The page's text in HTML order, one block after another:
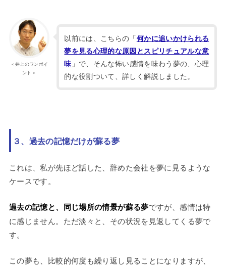
＜井上のワンポイ
ント＞
以前には、こちらの「何かに追いかけられる
夢を見る心理的な原因とスピリチュアルな意
味」で、そんな怖い感情を味わう夢の、心理
的な役割ついて、詳しく解説しました。
３、過去の記憶だけが蘇る夢
これは、私が先ほど話した、辞めた会社を夢に見るような
ケースです。
過去の記憶と、同じ場所の情景が蘇る夢ですが、感情は特
に感じません。ただ淡々と、その状況を見返してくる夢で
す。
この夢も、比較的何度も繰り返し見ることになりますが、